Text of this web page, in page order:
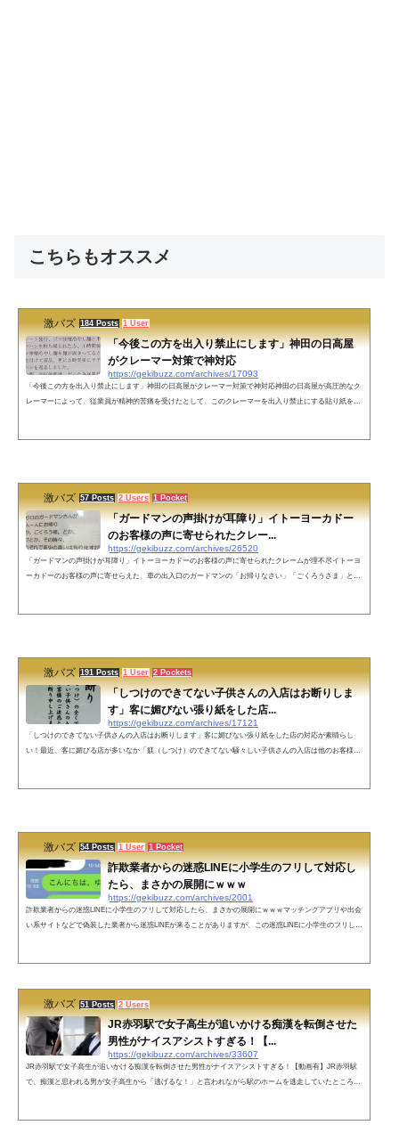
こちらもオススメ
激バズ 184 Posts 1 User
「今後この方を出入り禁止にします」神田の日高屋
がクレーマー対策で神対応
https://gekibuzz.com/archives/17093
「今後この方を出入り禁止にします」神田の日高屋がクレーマー対策で神対応神田の日高屋が高圧的なク
レーマーによって、従業員が精神的苦痛を受けたとして、このクレーマーを出入り禁止にする貼り紙を店
激バズ 57 Posts 2 Users 1 Pocket
「ガードマンの声掛けが耳障り」イトーヨーカドー
のお客様の声に寄せられたクレー...
https://gekibuzz.com/archives/26520
「ガードマンの声掛けが耳障り」イトーヨーカドーのお客様の声に寄せられたクレームが理不尽イトーヨ
ーカドーのお客様の声に寄せらえた、車の出入口のガードマンの「お帰りなさい」「ごくろうさま」とい
激バズ 191 Posts 1 User 2 Pockets
「しつけのできてない子供さんの入店はお断りしま
す」客に媚びない張り紙をした店...
https://gekibuzz.com/archives/17121
「しつけのできてない子供さんの入店はお断りします」客に媚びない張り紙をした店の対応が素晴らし
い！最近、客に媚びる店が多いなか「躾（しつけ）のできてない騒々しい子供さんの入店は他のお客様の
激バズ 54 Posts 1 User 1 Pocket
詐欺業者からの迷惑LINEに小学生のフリして対応し
たら、まさかの展開にｗｗｗ
https://gekibuzz.com/archives/2001
詐欺業者からの迷惑LINEに小学生のフリして対応したら、まさかの展開にｗｗｗマッチングアプリや出会
い系サイトなどで偽装した業者から迷惑LINEが来ることがありますが、この迷惑LINEに小学生のフリしし
激バズ 51 Posts 2 Users
JR赤羽駅で女子高生が追いかける痴漢を転倒させた
男性がナイスアシストすぎる！【...
https://gekibuzz.com/archives/33607
JR赤羽駅で女子高生が追いかける痴漢を転倒させた男性がナイスアシストすぎる！【動画有】JR赤羽駅
で、痴漢と思われる男が女子高生から「逃げるな！」と言われながら駅のホームを逃走していたところ、